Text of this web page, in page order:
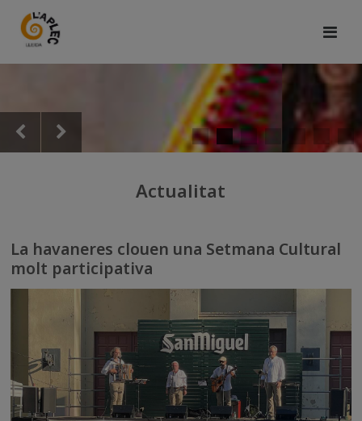
Actualitat
La havaneres clouen una Setmana Cultural
molt participativa